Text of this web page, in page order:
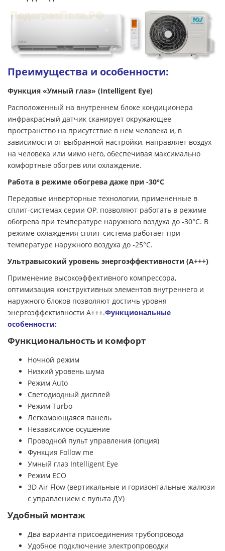
Преимущества и особенности:
Функция «Умный глаз» (Intelligent Eye)
Расположенный на внутреннем блоке кондиционера
инфракрасный датчик сканирует окружающее
пространство на присутствие в нем человека и, в
зависимости от выбранной настройки, направляет воздух
на человека или мимо него, обеспечивая максимально
комфортные обогрев или охлаждение.
Работа в режиме обогрева даже при -30°С
Передовые инверторные технологии, примененные в
сплит-системах серии OP, позволяют работать в режиме
обогрева при температуре наружного воздуха до -30°С. В
режиме охлаждения сплит-система работает при
температуре наружного воздуха до -25°С.
Ультравысокий уровень энергоэффективности (А+++)
Применение высокоэффективного компрессора,
оптимизация конструктивных элементов внутреннего и
наружного блоков позволяют достичь уровня
энергоэффективности А+++.Функциональные
особенности:
Функциональность и комфорт
Ночной режим
Низкий уровень шума
Режим Auto
Светодиодный дисплей
Режим Turbo
Легкомоющаяся панель
Независимое осушение
Проводной пульт управления (опция)
Функция Follow me
Умный глаз Intelligent Eye
Режим ECO
3D Air Flow (вертикальные и горизонтальные жалюзи
с управлением с пульта ДУ)
Удобный монтаж
Два варианта присоединения трубопровода
Удобное подключение электропроводки